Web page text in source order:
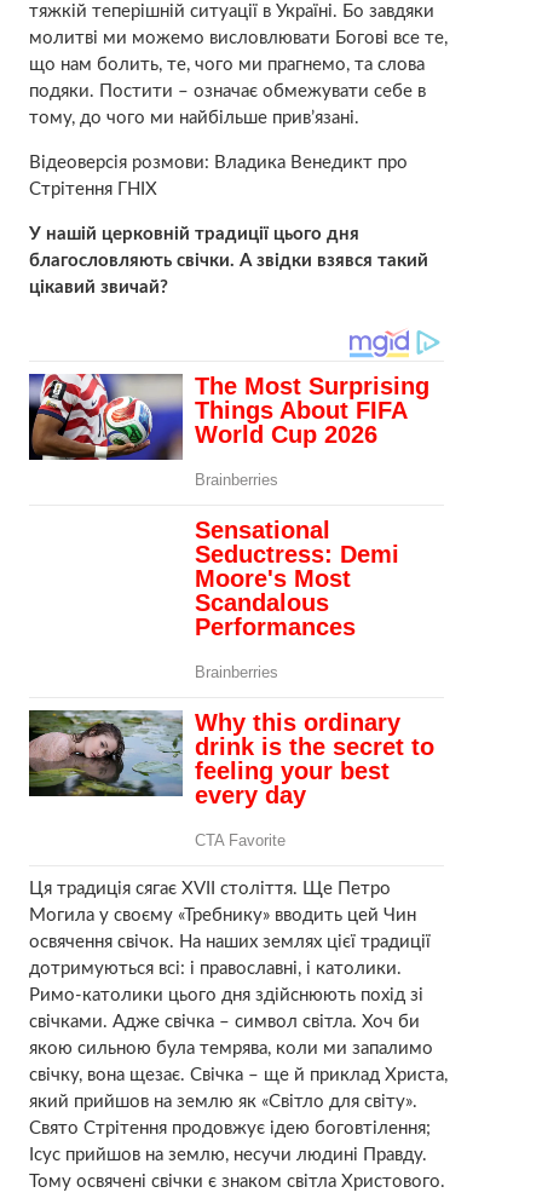
тяжкій теперішній ситуації в Україні. Бо завдяки
молитві ми можемо висловлювати Богові все те,
що нам болить, те, чого ми прагнемо, та слова
подяки. Постити – означає обмежувати себе в
тому, до чого ми найбільше прив’язані.
Відеоверсія розмови: Владика Венедикт про
Стрітення ГНІХ
У нашій церковній традиції цього дня
благословляють свічки. А звідки взявся такий
цікавий звичай?
Ця традиція сягає XVII століття. Ще Петро
Могила у своєму «Требнику» вводить цей Чин
освячення свічок. На наших землях цієї традиції
дотримуються всі: і православні, і католики.
Римо-католики цього дня здійснюють похід зі
свічками. Адже свічка – символ світла. Хоч би
якою сильною була темрява, коли ми запалимо
свічку, вона щезає. Свічка – ще й приклад Христа,
який прийшов на землю як «Світло для світу».
Свято Стрітення продовжує ідею боговтілення;
Ісус прийшов на землю, несучи людині Правду.
Тому освячені свічки є знаком світла Христового.